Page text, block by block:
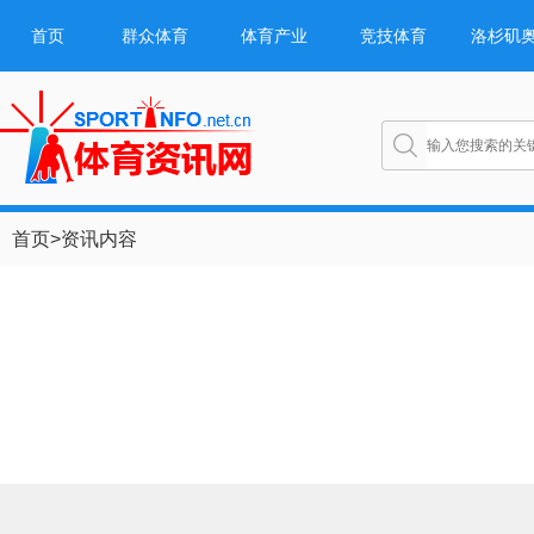
首页 群众体育 体育产业 竞技体育 洛杉矶
首页>资讯内容